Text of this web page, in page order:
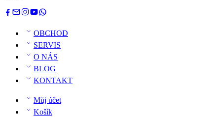
OBCHOD
SERVIS
O NÁS
BLOG
KONTAKT
Můj účet
Košík